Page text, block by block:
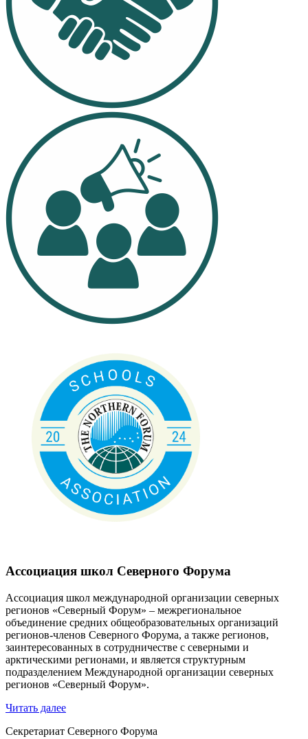
Ассоциация школ Северного Форума
Ассоциация школ международной организации северных
регионов «Северный Форум» – межрегиональное
объединение средних общеобразовательных организаций
регионов-членов Северного Форума, а также регионов,
заинтересованных в сотрудничестве с северными и
арктическими регионами, и является структурным
подразделением Международной организации северных
регионов «Северный Форум».
Читать далее
Секретариат Северного Форума